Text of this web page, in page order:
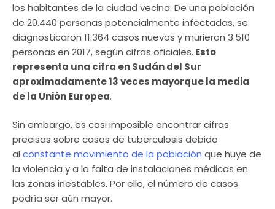
los habitantes de la ciudad vecina. De una población
de 20.440 personas potencialmente infectadas, se
diagnosticaron 11.364 casos nuevos y murieron 3.510
personas en 2017, según cifras oficiales. Esto
representa una cifra en Sudán del Sur
aproximadamente 13 veces mayorque la media
de la Unión Europea.
Sin embargo, es casi imposible encontrar cifras
precisas sobre casos de tuberculosis debido
al constante movimiento de la población que huye de
la violencia y a la falta de instalaciones médicas en
las zonas inestables. Por ello, el número de casos
podría ser aún mayor.